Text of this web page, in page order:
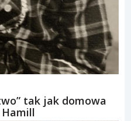
tak jak domowa